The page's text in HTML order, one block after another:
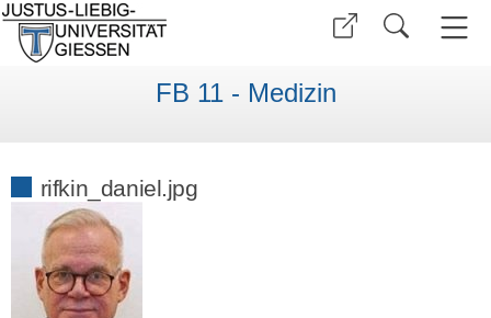
FB 11 - Medizin
rifkin_daniel.jpg